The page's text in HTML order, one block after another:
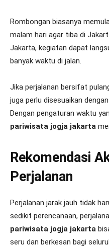
Rombongan biasanya
malam hari agar tiba di
Jakarta, kegiatan dapat
banyak waktu di jalan.
Jika perjalanan bersifat
juga perlu disesuaikan
Dengan pengaturan waktu
pariwisata jogja jakarta
Rekomendasi
Perjalanan
Perjalanan jarak jauh tidak
sedikit perencanaan,
pariwisata jogja jakarta
seru dan berkesan bagi